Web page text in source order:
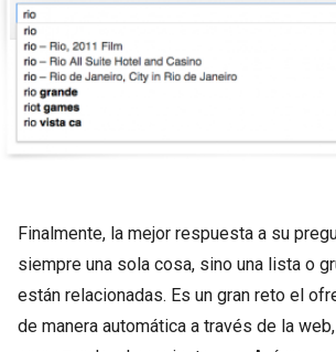
Finalmente, la mejor respuesta a su
siempre una sola cosa, sino una lista o
están relacionadas. Es un gran reto el
de manera automática a través de la